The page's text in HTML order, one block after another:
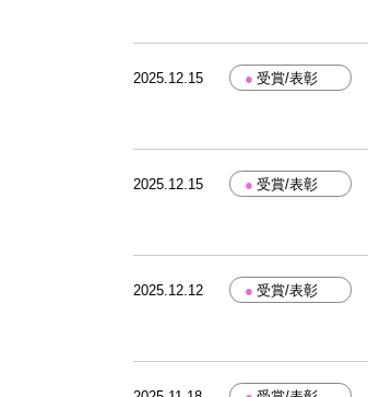
2025.12.15 ● 受賞/表彰
2025.12.15 ● 受賞/表彰
2025.12.12 ● 受賞/表彰